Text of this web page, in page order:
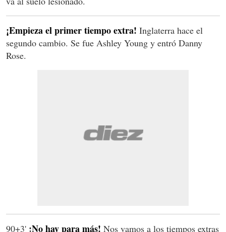
¡Empieza el primer tiempo extra! Inglaterra hace el
segundo cambio. Se fue Ashley Young y entró Danny
Rose.
90+3' ¡No hay para más! Nos vamos a los tiempos extras